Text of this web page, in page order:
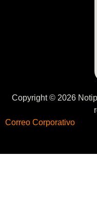
Copyright © 2026
Correo Corporativo